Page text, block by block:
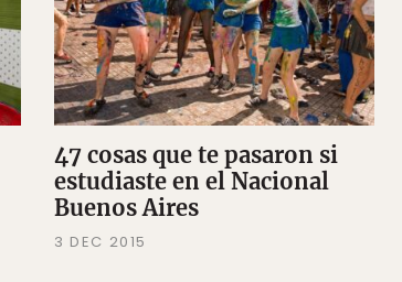
47 cosas que te pasaron si
estudiaste en el Nacional
Buenos Aires
3 DEC 2015